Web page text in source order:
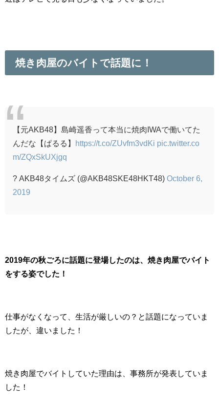
焼き肉屋のバイトで話題に！
【元AKB48】島崎遥香って本当に焼肉IWAで働いてた
んだな【ぱるる】
https://t.co/ZUvfm3vdKi pic.twitter.co
m/ZQxSkUXjgq
? AKB48タイムズ (@AKB48SKE48HKT48) October 6,
2019
2019年の秋ごろに話題に登場したのは、焼き肉屋でバイト
をする姿でした！
仕事がなくなって、生活が厳しいの？と話題になっていま
したが、違いました！
焼き肉屋でバイトしていた理由は、事務所が発表していま
した！